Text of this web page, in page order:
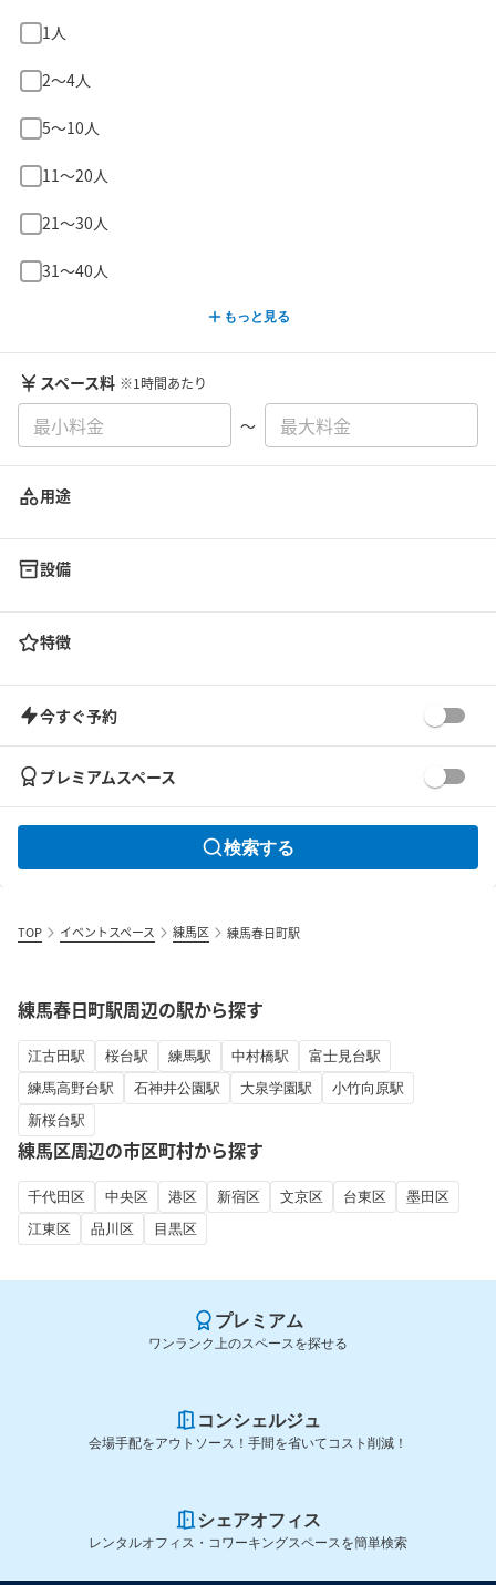
1人
2〜4人
5〜10人
11〜20人
21〜30人
31〜40人
もっと見る
スペース料 ※1時間あたり
〜
用途
設備
特徴
今すぐ予約
プレミアムスペース
検索する
TOP イベントスペース 練馬区 練馬春日町駅
練馬春日町駅周辺の駅から探す
江古田駅 桜台駅 練馬駅 中村橋駅
富士見台駅
練馬高野台駅
石神井公園駅 大泉学園駅
小竹向原駅
新桜台駅
練馬区周辺の市区町村から探す
千代田区 中央区 港区 新宿区 文京区 台東区
墨田区
江東区
品川区 目黒区
プレミアム
ワンランク上のスペースを探せる
コンシェルジュ
会場手配をアウトソース！手間を省いてコスト削減！
シェアオフィス
レンタルオフィス・コワーキングスペースを簡単検索